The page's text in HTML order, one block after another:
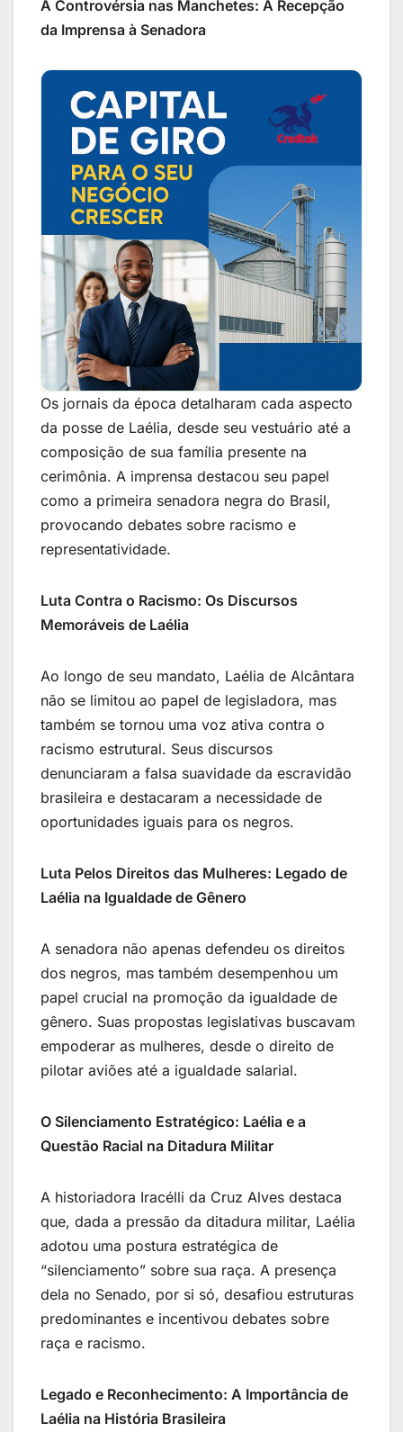
A Controvérsia nas Manchetes: A Recepção
da Imprensa à Senadora
Os jornais da época detalharam cada aspecto
da posse de Laélia, desde seu vestuário até a
composição de sua família presente na
cerimônia. A imprensa destacou seu papel
como a primeira senadora negra do Brasil,
provocando debates sobre racismo e
representatividade.
Luta Contra o Racismo: Os Discursos
Memoráveis de Laélia
Ao longo de seu mandato, Laélia de Alcântara
não se limitou ao papel de legisladora, mas
também se tornou uma voz ativa contra o
racismo estrutural. Seus discursos
denunciaram a falsa suavidade da escravidão
brasileira e destacaram a necessidade de
oportunidades iguais para os negros.
Luta Pelos Direitos das Mulheres: Legado de
Laélia na Igualdade de Gênero
A senadora não apenas defendeu os direitos
dos negros, mas também desempenhou um
papel crucial na promoção da igualdade de
gênero. Suas propostas legislativas buscavam
empoderar as mulheres, desde o direito de
pilotar aviões até a igualdade salarial.
O Silenciamento Estratégico: Laélia e a
Questão Racial na Ditadura Militar
A historiadora Iracélli da Cruz Alves destaca
que, dada a pressão da ditadura militar, Laélia
adotou uma postura estratégica de
“silenciamento” sobre sua raça. A presença
dela no Senado, por si só, desafiou estruturas
predominantes e incentivou debates sobre
raça e racismo.
Legado e Reconhecimento: A Importância de
Laélia na História Brasileira